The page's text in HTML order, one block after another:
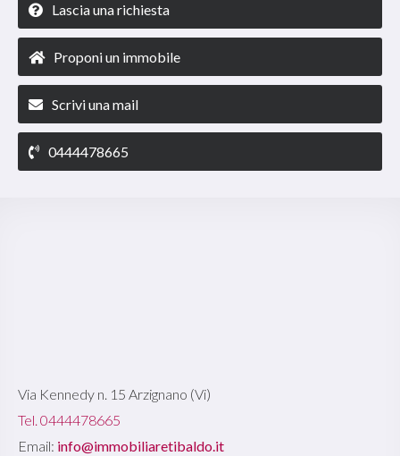
Lascia una richiesta
Proponi un immobile
Scrivi una mail
0444478665
Via Kennedy n. 15 Arzignano (Vi)
Tel. 0444478665
Email: info@immobiliaretibaldo.it